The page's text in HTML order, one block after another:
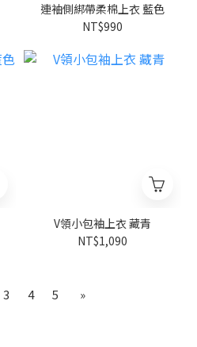
連袖側綁帶柔棉上衣 藍色
NT$990
V領小包袖上衣 藏青
NT$1,090
3 4 5 »